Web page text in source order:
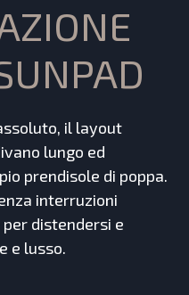
il layout
lungo ed
prendisole di poppa.
interruzioni
distendersi e
e lusso.